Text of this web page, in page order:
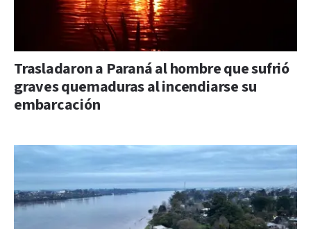
Trasladaron a Paraná al hombre que sufrió
graves quemaduras al incendiarse su
embarcación